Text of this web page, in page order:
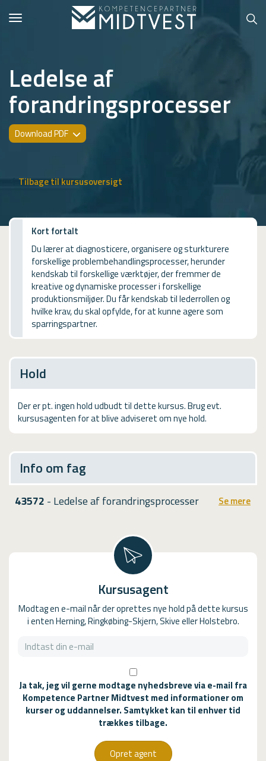
Hvem er vi?
Kontakt konsulent
ONLINE
USMA
Videoguides
Ledelse af
forandringsprocesser
Download PDF
Tilbage til kursusoversigt
Kort fortalt
Du lærer at diagnosticere, organisere og sturkturere
forskellige problembehandlingsprocesser, herunder
kendskab til forskellige værktøjer, der fremmer de
kreative og dynamiske processer i forskellige
produktionsmiljøer. Du får kendskab til lederrollen og
hvilke krav, du skal opfylde, for at kunne agere som
sparringspartner.
Hold
Der er pt. ingen hold udbudt til dette kursus. Brug evt.
kursusagenten for at blive adviseret om nye hold.
Info om fag
43572 - Ledelse af forandringsprocesser Se mere
Kursusagent
Modtag en e-mail når der oprettes nye hold på dette kursus
i enten Herning, Ringkøbing-Skjern, Skive eller Holstebro.
Ja tak, jeg vil gerne modtage nyhedsbreve via e-mail fra
Kompetence Partner Midtvest med informationer om
kurser og uddannelser. Samtykket kan til enhver tid
trækkes tilbage.
Opret agent